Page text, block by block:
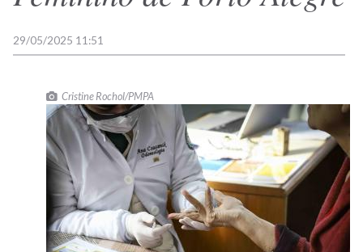
29/05/2025 11:51
Cristine Rochol/PMPA